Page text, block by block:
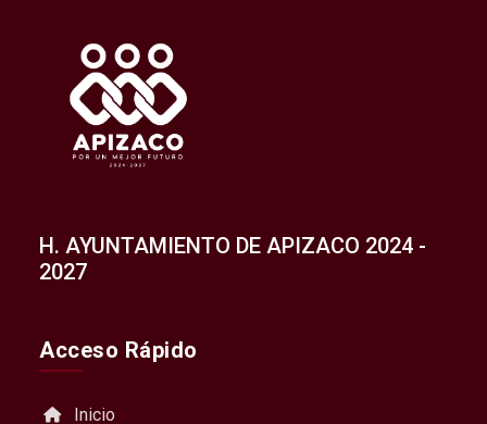
H. AYUNTAMIENTO DE APIZACO 2024 -
2027
Acceso Rápido
Inicio